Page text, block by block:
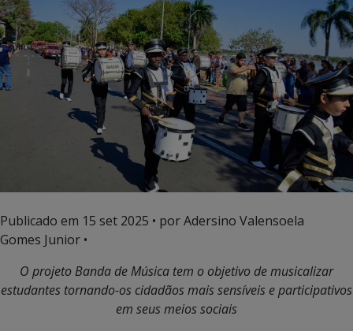
Publicado em 15 set 2025 • por Adersino Valensoela
Gomes Junior •
O projeto Banda de Música tem o objetivo de musicalizar
estudantes tornando-os cidadãos mais sensíveis e participativos
em seus meios sociais